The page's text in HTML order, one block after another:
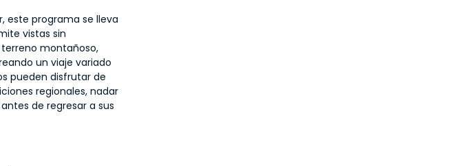
este programa se lleva
vistas sin
montañoso,
un viaje variado
pueden disfrutar de
regionales, nadar
de regresar a sus